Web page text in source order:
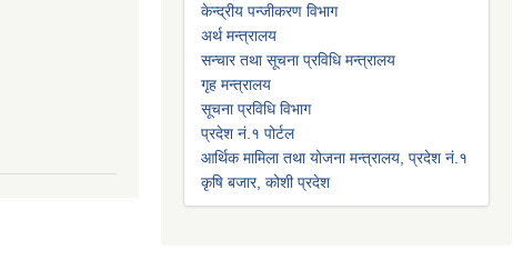
केन्द्रीय पन्जीकरण विभाग
अर्थ मन्त्रालय
सन्चार तथा सूचना प्रविधि मन्त्रालय
गृह मन्त्रालय
सूचना प्रविधि विभाग
प्रदेश नं.१ पोर्टल
आर्थिक मामिला तथा योजना मन्त्रालय, प्रदेश नं.१
कृषि बजार, कोशी प्रदेश